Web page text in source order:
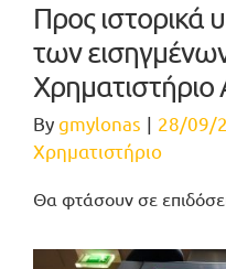
Προς ιστορικά
των
Bygmylonas | 28/09/
Χρηματιστήριο
Θα φτάσουν σε